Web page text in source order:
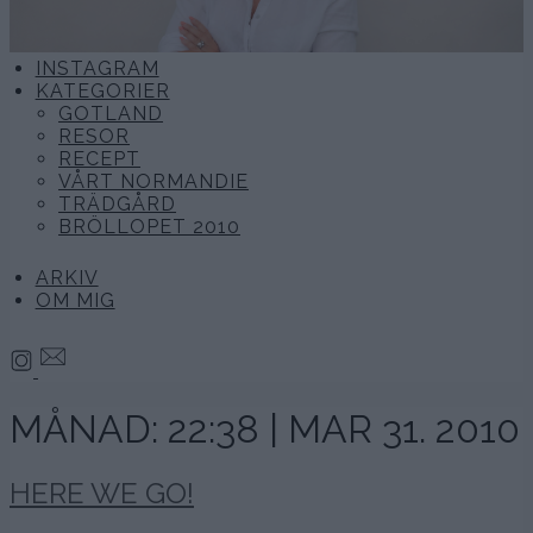
INSTAGRAM
KATEGORIER
GOTLAND
RESOR
RECEPT
VÅRT NORMANDIE
TRÄDGÅRD
BRÖLLOPET 2010
ARKIV
OM MIG
MÅNAD: 22:38 | MAR 31. 2010
HERE WE GO!